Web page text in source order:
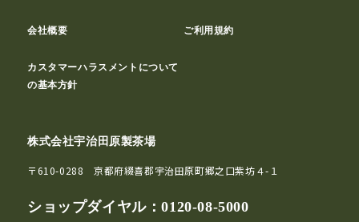
会社概要 ご利用規約
カスタマーハラスメントについて
の基本方針
株式会社宇治田原製茶場
〒610-0288 京都府綴喜郡宇治田原町郷之口紫坊４-１
ショップダイヤル：0120-08-5000